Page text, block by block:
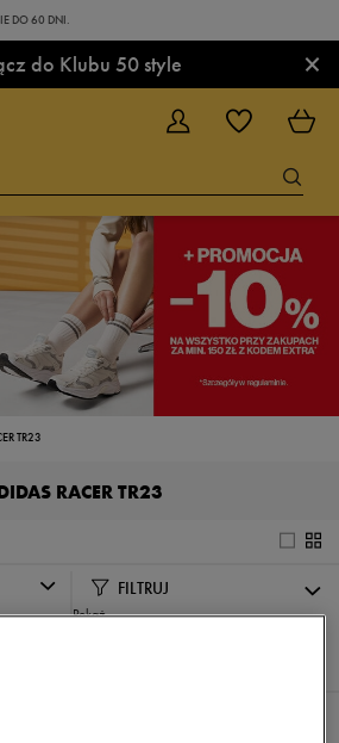
DO 60 DNI.
do Klubu 50 style ×
TR23
RACER TR23
FILTRUJ
Pokaż